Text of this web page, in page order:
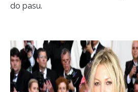
do pasu.